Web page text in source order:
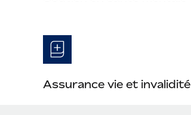
Assurance vie et invalidité